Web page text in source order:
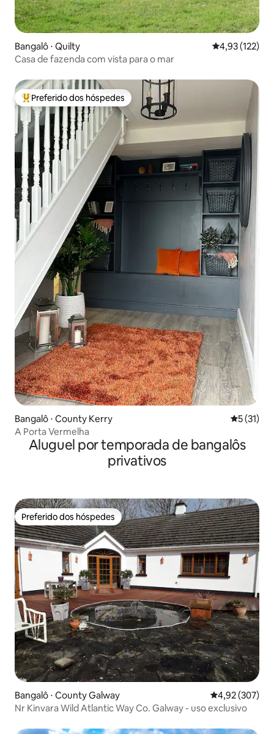
Bangalô ⋅ Quilty 4,93 de uma
4,93 (122)
Casa de fazenda com vista para o mar
Entre os melhores preferidos dos hóspedes
Preferido dos hóspedes
Bangalô ⋅ County Kerry 5 de uma
5 (31)
A Porta Vermelha
Aluguel por temporada de bangalôs
privativos
Preferido dos hóspedes
Preferido dos hóspedes
Bangalô ⋅ County Galway 4,92 de uma
4,92 (307)
Nr Kinvara Wild Atlantic Way Co. Galway - uso exclusivo